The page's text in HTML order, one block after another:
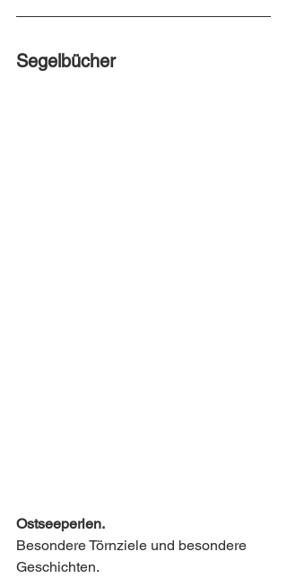
Segelbücher
Ostseeperlen.
Besondere Törnziele und besondere
Geschichten.